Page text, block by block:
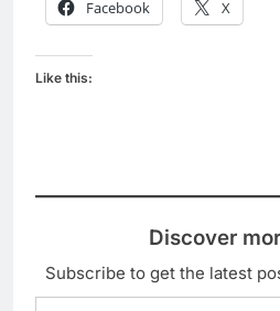
Facebook X
Like this:
Discover
Subscribe to get the latest
Type your email…